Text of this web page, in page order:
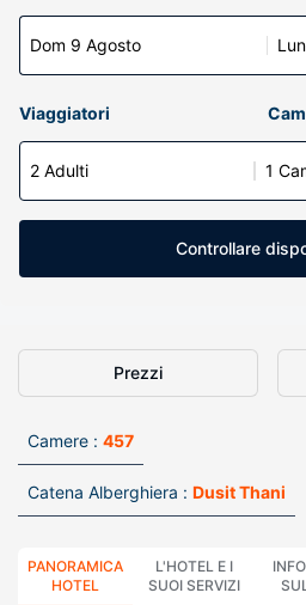
Dom 9 Agosto
Viaggiatori
2 Adulti 1
Controllare
Prezzi
Camere : 457
Catena Alberghiera : Dusit Thani
PANORAMICA
HOTEL
L'HOTEL E I
SUOI SERVIZI